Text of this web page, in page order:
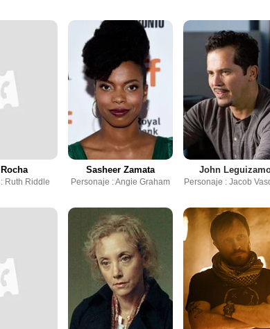
Ruth Riddle
Sasheer Zamata
Personaje : Angie Graham
John
Personaje : Jacob